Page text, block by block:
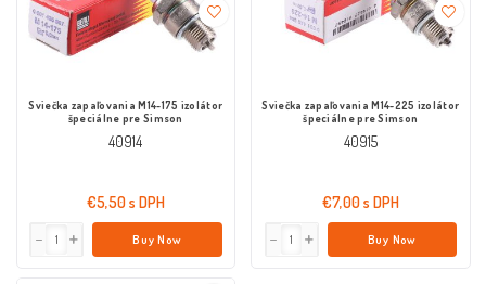
Sviečka zapaľovania M14-175 izolátor
špeciálne pre Simson
40914
€5,50 s DPH
Buy Now
Sviečka zapaľovania M14-225 izolátor
špeciálne pre Simson
40915
€7,00 s DPH
Buy Now